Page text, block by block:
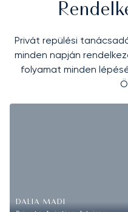
Privát repülési
minden napján
folyamat minden
DALIA MADI